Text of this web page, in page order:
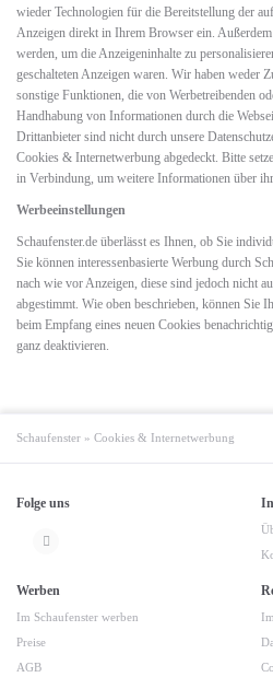
wieder Technologien für die Bereitstellung der
Anzeigen direkt in Ihrem Browser ein.
werden, um die Anzeigeninhalte zu
geschalteten Anzeigen waren. Wir haben weder
sonstige Funktionen, die von Werbetreibenden
Handhabung von Informationen durch die
Drittanbieter sind nicht durch unsere
Cookies & Internetwerbung abgedeckt. Bitte
in Verbindung, um weitere Informationen über
Werbeeinstellungen
Schaufenster.de überlässt es Ihnen, ob Sie
Sie können interessenbasierte Werbung durch
nach wie vor Anzeigen, diese sind jedoch nicht
abgestimmt. Wie oben beschrieben, können Sie
beim Empfang eines neuen Cookies
ganz deaktivieren.
Schaufenster » Cookies & Internetwerbung
Folge uns
Werben
Im Schaufenster werben
Preise
AGB